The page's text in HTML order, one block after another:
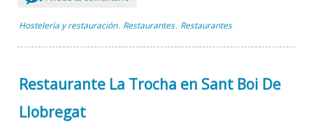
Hostelería y restauración , Restaurantes , Restaurantes
Restaurante La Trocha en Sant Boi De
Llobregat